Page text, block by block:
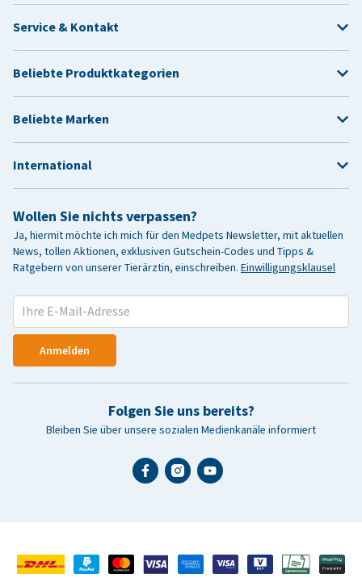
Wollen Sie nichts verpassen?
Ja, hiermit möchte ich mich für den Medpets Newsletter, mit aktuellen
News, tollen Aktionen, exklusiven Gutschein-Codes und Tipps &
Ratgebern von unserer Tierärztin, einschreiben. Einwilligungsklausel
Anmelden
Folgen Sie uns bereits?
Bleiben Sie über unsere sozialen Medienkanäle informiert
Service & Kontakt
Beliebte Produktkategorien
Beliebte Marken
International